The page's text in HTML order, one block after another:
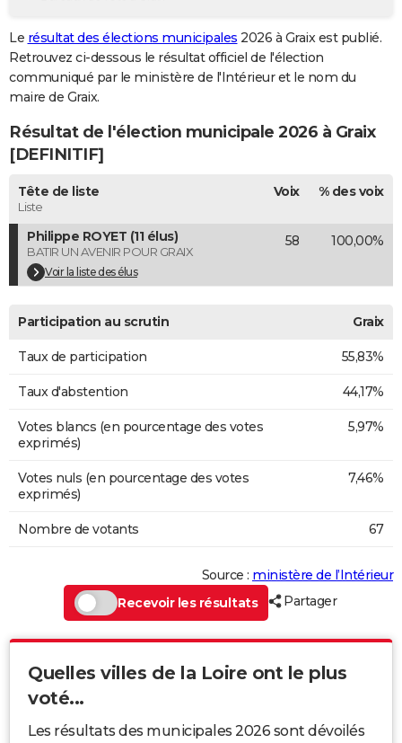
GUIDES D'ACHAT
BONS PLANS
CARTE DE VOEUX
Carte de Noël
Carte Bonne année
Carte Saint-Valentin
Carte Pâques
Carte d'anniversaire
DICTIONNAIRE
Dictionnaire
Biographies
Citations
Expressions
Proverbes
PROGRAMME TV
COPAINS D'AVANT
S'inscrire
Se connecter
Lycées
Collèges
Primaires
Universités
Entreprises
Service militaire
Avis de recherche
AVIS DE DÉCÈS
FORUM
Le résultat des élections municipales 2026 à Graix est publié.
Retrouvez ci-dessous le résultat officiel de l'élection
communiqué par le ministère de l'Intérieur et le nom du
maire de Graix.
Résultat de l'élection municipale 2026 à Graix
[DEFINITIF]
Tête de liste
Liste
Voix % des voix
Philippe ROYET (11 élus)
BATIR UN AVENIR POUR GRAIX
Voir la liste des élus
58 100,00%
Participation au scrutin Graix
Taux de participation 55,83%
Taux d'abstention 44,17%
Votes blancs (en pourcentage des votes
exprimés)
5,97%
Votes nuls (en pourcentage des votes
exprimés)
7,46%
Nombre de votants 67
Source : ministère de l’Intérieur
Recevoir les résultats
Partager
Quelles villes de la Loire ont le plus
voté...
Les résultats des municipales 2026 sont dévoilés